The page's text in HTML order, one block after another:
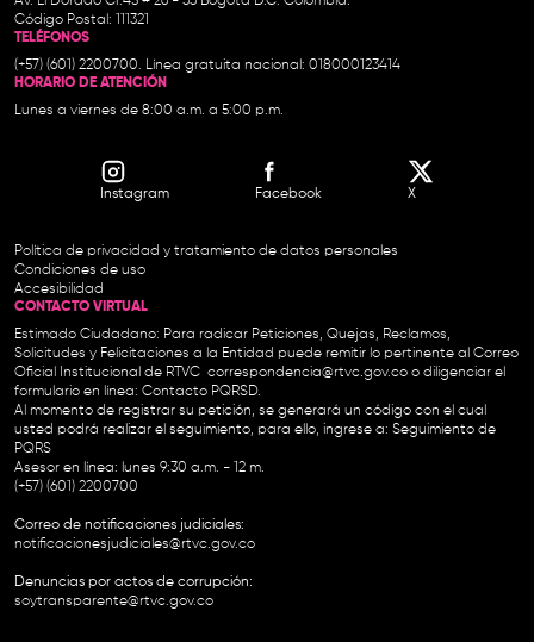
Código Postal: 111321
TELÉFONOS
(+57) (601) 2200700. Línea gratuita nacional: 018000123414
HORARIO DE ATENCIÓN
Lunes a viernes de 8:00 a.m. a 5:00 p.m.
Instagram Facebook X
Política de privacidad y tratamiento de datos personales
Condiciones de uso
Accesibilidad
CONTACTO VIRTUAL
Estimado Ciudadano: Para radicar Peticiones, Quejas, Reclamos,
Solicitudes y Felicitaciones a la Entidad puede remitir lo pertinente al Correo
Oficial Institucional de RTVC correspondencia@rtvc.gov.co o diligenciar el
formulario en línea: Contacto PQRSD.
Al momento de registrar su petición, se generará un código con el cual
usted podrá realizar el seguimiento, para ello, ingrese a: Seguimiento de
PQRS
Asesor en línea: lunes 9:30 a.m. - 12 m.
(+57) (601) 2200700
Correo de notificaciones judiciales:
notificacionesjudiciales@rtvc.gov.co
Denuncias por actos de corrupción:
soytransparente@rtvc.gov.co